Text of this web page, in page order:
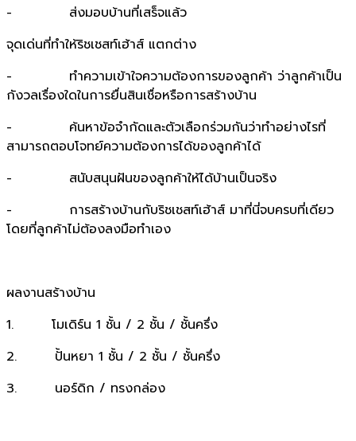
- ส่งมอบบ้านที่เสร็จแล้ว
จุดเด่นที่ทำให้ริชเชสท์เฮ้าส์ แตกต่าง
- ทำความเข้าใจความต้องการของลูกค้า ว่าลูกค้าเป็น
กังวลเรื่องใดในการยื่นสินเชื่อหรือการสร้างบ้าน
- ค้นหาข้อจำกัดและตัวเลือกร่วมกันว่าทำอย่างไรที่
สามารถตอบโจทย์ความต้องการได้ของลูกค้าได้
- สนับสนุนฝันของลูกค้าให้ได้บ้านเป็นจริง
- การสร้างบ้านกับริชเชสท์เฮ้าส์ มาที่นี่จบครบที่เดียว
โดยที่ลูกค้าไม่ต้องลงมือทำเอง
ผลงานสร้างบ้าน
1. โมเดิร์น 1 ชั้น / 2 ชั้น / ชั้นครึ่ง
2. ปั้นหยา 1 ชั้น / 2 ชั้น / ชั้นครึ่ง
3. นอร์ดิก / ทรงกล่อง